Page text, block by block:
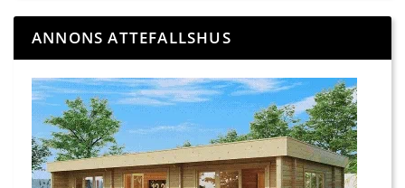
ANNONS ATTEFALLSHUS